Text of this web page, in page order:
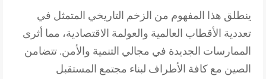
ينطلق هذا المفهوم من الزخم التاريخي المتمثل في
تعددية الأقطاب العالمية والعولمة الاقتصادية، مما أثرى
الممارسات الجديدة في مجالي التنمية والأمن. تتضامن
الصين مع كافة الأطراف لبناء مجتمع المستقبل